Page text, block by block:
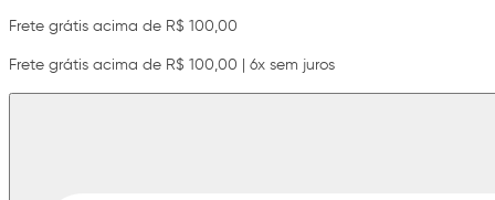
Frete grátis acima de R$ 100,00
Frete grátis acima de R$ 100,00 | 6x sem juros